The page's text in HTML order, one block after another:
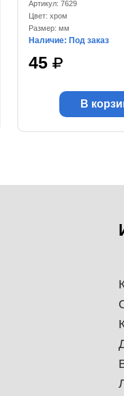
Артикул: 7629
Цвет: хром
Размер: мм
Наличие: Под заказ
45
В